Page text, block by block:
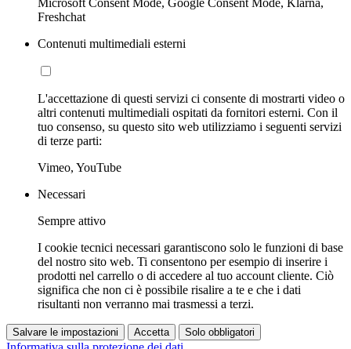
Freshchat
Contenuti multimediali esterni
L'accettazione di questi servizi ci consente di mostrarti video o
altri contenuti multimediali ospitati da fornitori esterni. Con il
tuo consenso, su questo sito web utilizziamo i seguenti servizi
di terze parti:
Vimeo, YouTube
Necessari
Sempre attivo
I cookie tecnici necessari garantiscono solo le funzioni di base
del nostro sito web. Ti consentono per esempio di inserire i
prodotti nel carrello o di accedere al tuo account cliente. Ciò
significa che non ci è possibile risalire a te e che i dati
risultanti non verranno mai trasmessi a terzi.
Salvare le impostazioni Accetta Solo obbligatori